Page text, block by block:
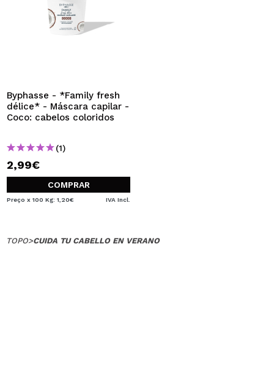
Byphasse - *Family fresh
délice* - Máscara capilar -
Coco: cabelos coloridos
(1)
2,99€
COMPRAR
Preço x 100 Kg: 1,20€ IVA Incl.
TOPO>CUIDA TU CABELLO EN VERANO